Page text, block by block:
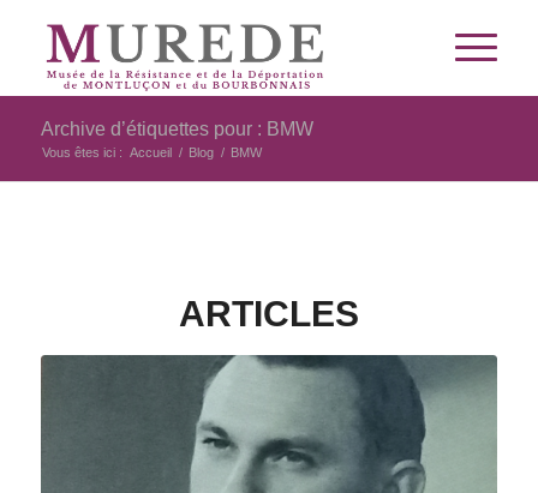
Archive d’étiquettes pour : BMW
Vous êtes ici : Accueil / Blog / BMW
ARTICLES